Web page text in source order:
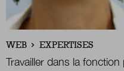
WEB EXPERTISES
Travailler dans la fonction